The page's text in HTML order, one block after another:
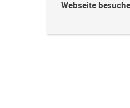
Webseite